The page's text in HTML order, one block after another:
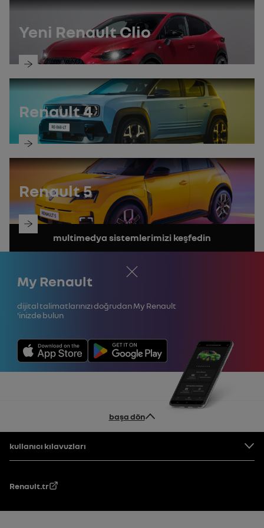
Yeni Renault Clio
kılavuzu
keşfedin
Renault 4
kılavuzu
keşfedin
Renault 5
kılavuzu
keşfedinmultimedya sistemlerimizi keşfedin
Kapat
My Renault
Dijital talimatlarınızı doğrudan My Renault
'inizde bulun
başa dön
Altbilgi
kullanıcı kılavuzları
Renault.tr